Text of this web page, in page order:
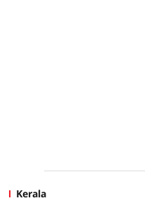
Kerala